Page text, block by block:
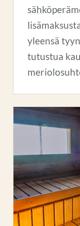
yleensä
tutustua